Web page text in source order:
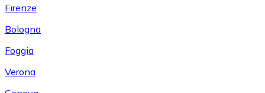
Firenze
Bologna
Foggia
Verona